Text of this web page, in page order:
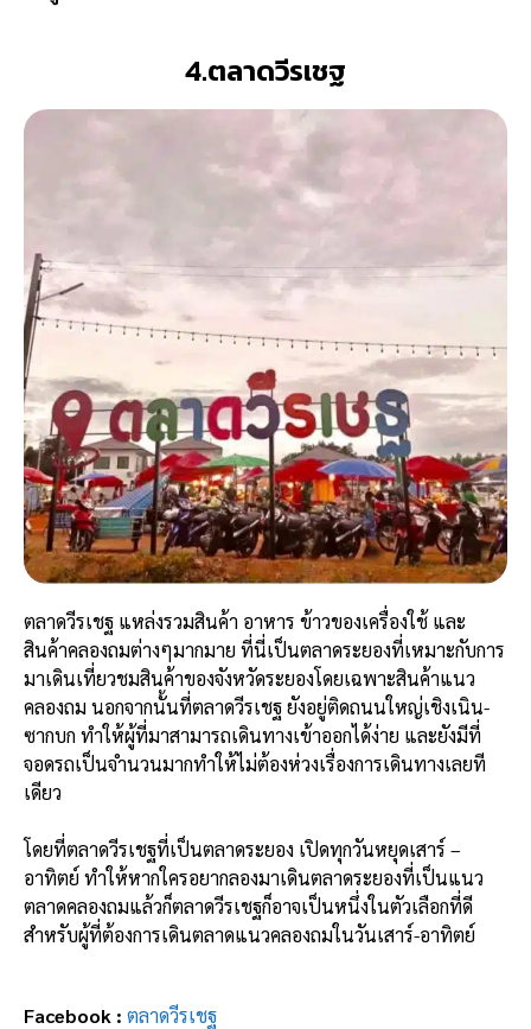
4.ตลาดวีรเชฐ
ตลาดวีรเชฐ แหล่งรวมสินค้า อาหาร ข้าวของเครื่องใช้ และ
สินค้าคลองถมต่างๆมากมาย ที่นี่เป็นตลาดระยองที่เหมาะกับการ
มาเดินเที่ยวชมสินค้าของจังหวัดระยองโดยเฉพาะสินค้าแนว
คลองถม นอกจากนั้นที่ตลาดวีรเชฐ ยังอยู่ติดถนนใหญ่เชิงเนิน-
ซากบก ทำให้ผู้ที่มาสามารถเดินทางเข้าออกได้ง่าย และยังมีที่
จอดรถเป็นจำนวนมากทำให้ไม่ต้องห่วงเรื่องการเดินทางเลยที
เดียว
โดยที่ตลาดวีรเชฐที่เป็นตลาดระยอง เปิดทุกวันหยุดเสาร์ –
อาทิตย์ ทำให้หากใครอยากลองมาเดินตลาดระยองที่เป็นแนว
ตลาดคลองถมแล้วก็ตลาดวีรเชฐก็อาจเป็นหนึ่งในตัวเลือกที่ดี
สำหรับผู้ที่ต้องการเดินตลาดแนวคลองถมในวันเสาร์-อาทิตย์
Facebook : ตลาดวีรเชฐ